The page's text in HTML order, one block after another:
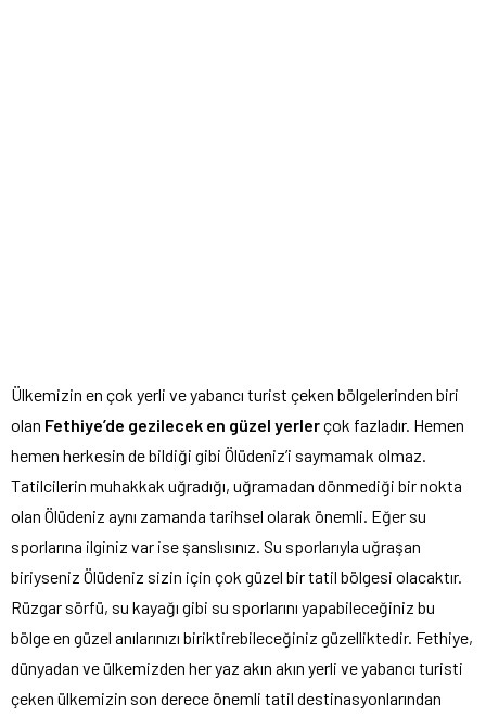
Ülkemizin en çok yerli ve yabancı turist çeken bölgelerinden biri
olan Fethiye’de gezilecek en güzel yerlerçok fazladır. Hemen
hemen herkesin de bildiği gibi Ölüdeniz’i saymamak olmaz.
Tatilcilerin muhakkak uğradığı, uğramadan dönmediği bir nokta
olan Ölüdeniz aynı zamanda tarihsel olarak önemli. Eğer su
sporlarına ilginiz var ise şanslısınız. Su sporlarıyla uğraşan
biriyseniz Ölüdeniz sizin için çok güzel bir tatil bölgesi olacaktır.
Rüzgar sörfü, su kayağı gibi su sporlarını yapabileceğiniz bu
bölge en güzel anılarınızı biriktirebileceğiniz güzelliktedir. Fethiye,
dünyadan ve ülkemizden her yaz akın akın yerli ve yabancı turisti
çeken ülkemizin son derece önemli tatil destinasyonlarından